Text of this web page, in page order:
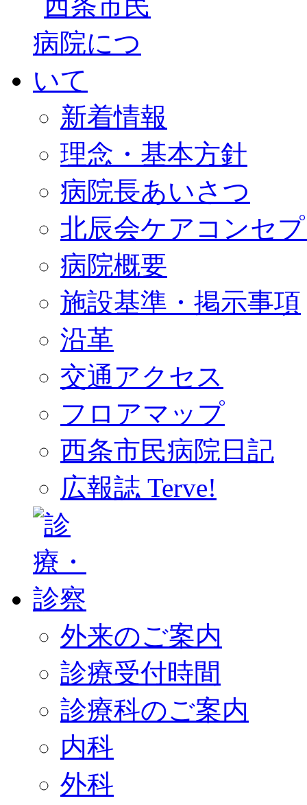
新着情報
理念・基本方針
病院長あいさつ
北辰会ケアコンセ
病院概要
施設基準・掲示事項
沿革
交通アクセス
フロアマップ
西条市民病院日記
広報誌 Terve!
外来のご案内
診療受付時間
診療科のご案内
内科
外科